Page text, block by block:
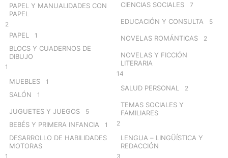
PAPEL Y MANUALIDADES CON
PAPEL
2
PAPEL 1
BLOCS Y CUADERNOS DE
DIBUJO
1
MUEBLES 1
SALÓN 1
JUGUETES Y JUEGOS 5
BEBÉS Y PRIMERA INFANCIA 1
DESARROLLO DE HABILIDADES
MOTORAS
1
CIENCIAS SOCIALES 7
EDUCACIÓN Y CONSULTA 5
NOVELAS ROMÁNTICAS 2
NOVELAS Y FICCIÓN
LITERARIA
14
SALUD PERSONAL 2
TEMAS SOCIALES Y
FAMILIARES
2
LENGUA – LINGÜÍSTICA Y
REDACCIÓN
3